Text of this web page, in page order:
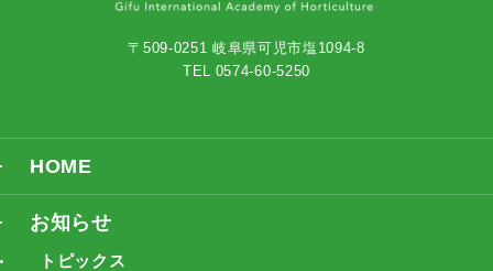
〒509-0251 岐阜県可児市塩1094-8
TEL 0574-60-5250
HOME
お知らせ
トピックス